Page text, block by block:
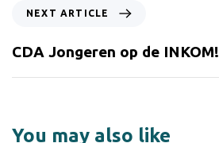
NEXT ARTICLE
CDA Jongeren op de INKOM!
You may also like